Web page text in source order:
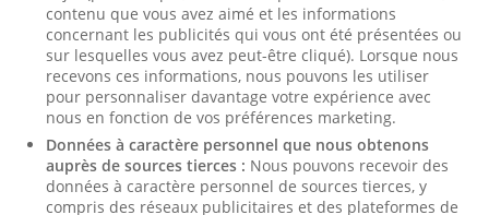
contenu que vous avez aimé et les informations
concernant les publicités qui vous ont été présentées ou
sur lesquelles vous avez peut-être cliqué). Lorsque nous
recevons ces informations, nous pouvons les utiliser
pour personnaliser davantage votre expérience avec
nous en fonction de vos préférences marketing.
Données à caractère personnel que nous obtenons
auprès de sources tierces : Nous pouvons recevoir des
données à caractère personnel de sources tierces, y
compris des réseaux publicitaires et des plateformes de